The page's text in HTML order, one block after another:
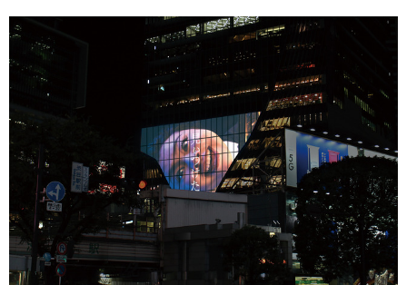
その他
その他